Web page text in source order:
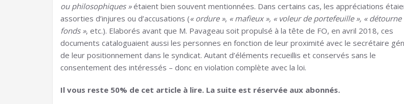
ou philosophiques »étaient bien souvent mentionnées. Dans certains cas, les appréciations
assorties d’injures ou d’accusations (« ordure », « mafieux », « voleur de portefeuille », « détourne
fonds », etc.). Elaborés avant que M. Pavageau soit propulsé à la tête de FO, en avril 2018, ces
documents cataloguaient aussi les personnes en fonction de leur proximité avec le secrétaire
de leur positionnement dans le syndicat. Autant d’éléments recueillis et conservés sans le
consentement des intéressés – donc en violation complète avec la loi.
Il vous reste 50% de cet article à lire. La suite est réservée aux abonnés.